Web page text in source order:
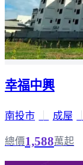
幸福中興
南投市 成屋
總價1,588萬起